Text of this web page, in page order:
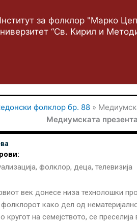
за фолклор "Марко
“Св. Кирил и
фолклор бр. 88 »
Медиумската
фолклор, деца, телевизија
век донесе низа технолошки
како дел од
кругот на семејството, се